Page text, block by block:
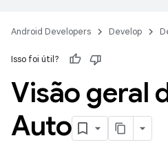
Android Developers Develop
Isso foi útil?
Visão geral
Auto